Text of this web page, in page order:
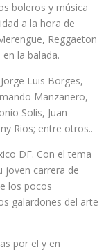
boleros y música
a la hora de
Reggaeton
la balada.
Luis Borges,
Manzanero,
Solis, Juan
Rios; entre otros..
DF. Con el tema
joven carrera de
los pocos
galardones del arte
por el y en